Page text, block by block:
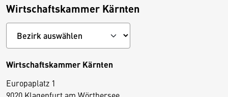
Wirtschaftskammer Kärnten
Wirtschaftskammer Kärnten
Europaplatz 1